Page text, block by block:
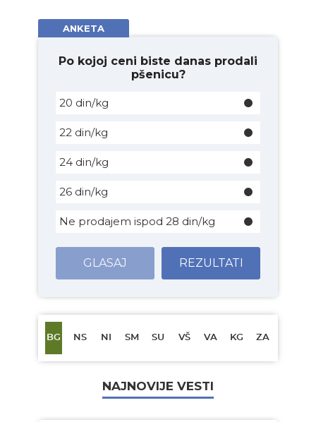
ANKETA
Po kojoj ceni biste danas prodali
pšenicu?
20 din/kg
22 din/kg
24 din/kg
26 din/kg
Ne prodajem ispod 28 din/kg
GLASAJ REZULTATI
BG NS NI SM SU VŠ VA KG ZA
NAJNOVIJE VESTI